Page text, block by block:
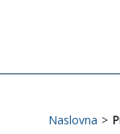
Naslovna >